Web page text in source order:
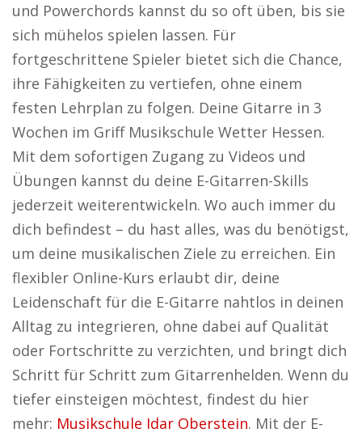
und Powerchords kannst du so oft üben, bis sie
sich mühelos spielen lassen. Für
fortgeschrittene Spieler bietet sich die Chance,
ihre Fähigkeiten zu vertiefen, ohne einem
festen Lehrplan zu folgen. Deine Gitarre in 3
Wochen im Griff Musikschule Wetter Hessen.
Mit dem sofortigen Zugang zu Videos und
Übungen kannst du deine E-Gitarren-Skills
jederzeit weiterentwickeln. Wo auch immer du
dich befindest – du hast alles, was du benötigst,
um deine musikalischen Ziele zu erreichen. Ein
flexibler Online-Kurs erlaubt dir, deine
Leidenschaft für die E-Gitarre nahtlos in deinen
Alltag zu integrieren, ohne dabei auf Qualität
oder Fortschritte zu verzichten, und bringt dich
Schritt für Schritt zum Gitarrenhelden. Wenn du
tiefer einsteigen möchtest, findest du hier
mehr: Musikschule Idar Oberstein. Mit der E-